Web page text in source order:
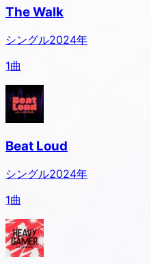
The Walk
シングル2024年
1曲
Beat Loud
シングル2024年
1曲